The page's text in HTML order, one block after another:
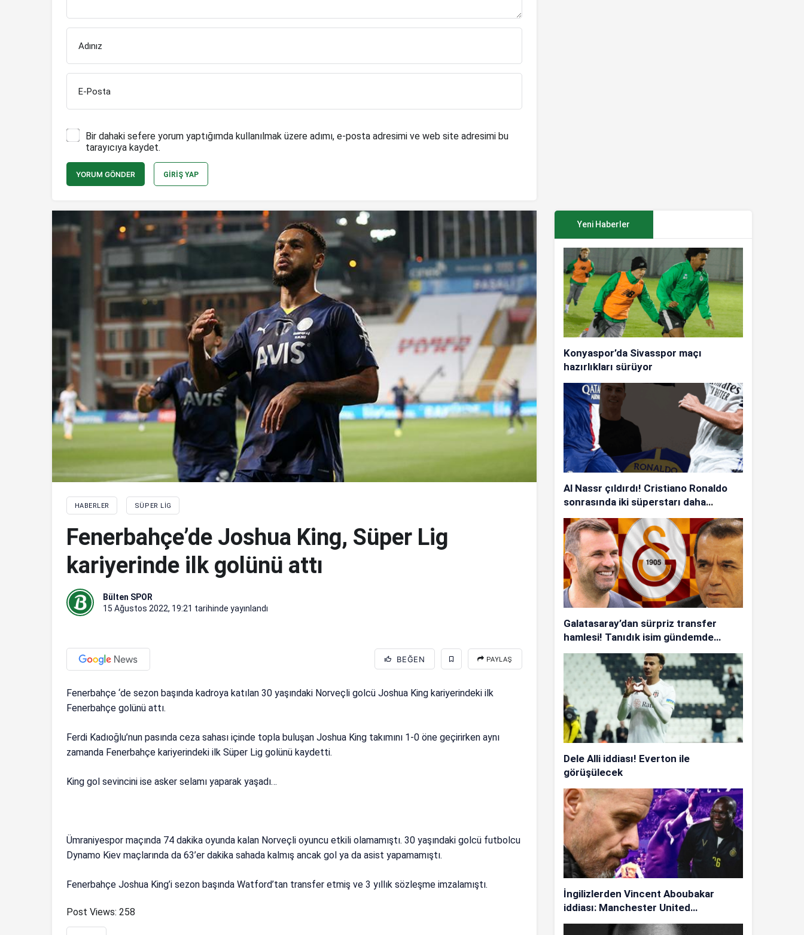
Adınız
E-Posta
Bir dahaki sefere yorum yaptığımda kullanılmak üzere adımı, e-posta adresimi ve web site adresimi bu
tarayıcıya kaydet.
YORUM GÖNDER GIRIŞ YAP
HABERLER SÜPER LIG
Fenerbahçe’de Joshua King, Süper Lig
kariyerinde ilk golünü attı
Bülten SPOR
15 Ağustos 2022, 19:21 tarihinde yayınlandı
BEĞEN PAYLAŞ
Fenerbahçe ‘de sezon başında kadroya katılan 30 yaşındaki Norveçli golcü Joshua King kariyerindeki ilk
Fenerbahçe golünü attı.
Ferdi Kadıoğlu’nun pasında ceza sahası içinde topla buluşan Joshua King takımını 1-0 öne geçirirken aynı
zamanda Fenerbahçe kariyerindeki ilk Süper Lig golünü kaydetti.
King gol sevincini ise asker selamı yaparak yaşadı…
Ümraniyespor maçında 74 dakika oyunda kalan Norveçli oyuncu etkili olamamıştı. 30 yaşındaki golcü futbolcu
Dynamo Kiev maçlarında da 63’er dakika sahada kalmış ancak gol ya da asist yapamamıştı.
Fenerbahçe Joshua King’i sezon başında Watford’tan transfer etmiş ve 3 yıllık sözleşme imzalamıştı.
Post Views: 258
Yeni Haberler
Konyaspor’da Sivasspor maçı
hazırlıkları sürüyor
Al Nassr çıldırdı! Cristiano Ronaldo
sonrasında iki süperstarı daha
istiyorlar…
Galatasaray’dan sürpriz transfer
hamlesi! Tanıdık isim gündemde…
Dele Alli iddiası! Everton ile
görüşülecek
İngilizlerden Vincent Aboubakar
iddiası: Manchester United…